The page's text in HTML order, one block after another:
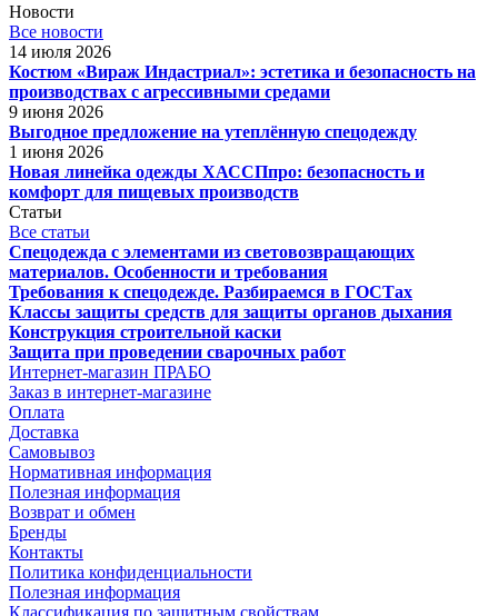
Новости
Все новости
14 июля 2026
Костюм «Вираж Индастриал»: эстетика и безопасность на
производствах с агрессивными средами
9 июня 2026
Выгодное предложение на утеплённую спецодежду
1 июня 2026
Новая линейка одежды ХАССПпро: безопасность и
комфорт для пищевых производств
Статьи
Все статьи
Спецодежда с элементами из световозвращающих
материалов. Особенности и требования
Требования к спецодежде. Разбираемся в ГОСТах
Классы защиты средств для защиты органов дыхания
Конструкция строительной каски
Защита при проведении сварочных работ
Интернет-магазин ПРАБО
Заказ в интернет-магазине
Оплата
Доставка
Самовывоз
Нормативная информация
Полезная информация
Возврат и обмен
Бренды
Контакты
Политика конфиденциальности
Полезная информация
Классификация по защитным свойствам